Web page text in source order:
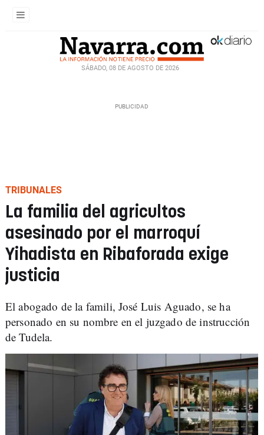
SÁBADO, 08 DE AGOSTO DE 2026
TRIBUNALES
La familia del agricultos
asesinado por el marroquí
Yihadista en Ribaforada exige
justicia
El abogado de la famili, José Luis Aguado, se ha
personado en su nombre en el juzgado de instrucción
de Tudela.